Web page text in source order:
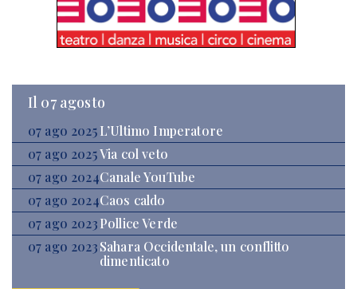
Il 07 agosto
07 ago 2025 L’Ultimo Imperatore
07 ago 2025Via col veto
07 ago 2024Canale YouTube
07 ago 2024Caos caldo
07 ago 2023Pollice Verde
07 ago 2023Sahara Occidentale, un conflitto
dimenticato